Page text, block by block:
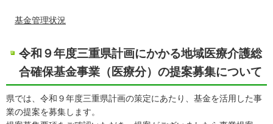
基金管理状況
令和９年度三重県計画にかかる地域医療介護総
合確保基金事業（医療分）の提案募集について
県では、令和９年度三重県計画の策定にあたり、基金を活用した事
業の提案を募集します。